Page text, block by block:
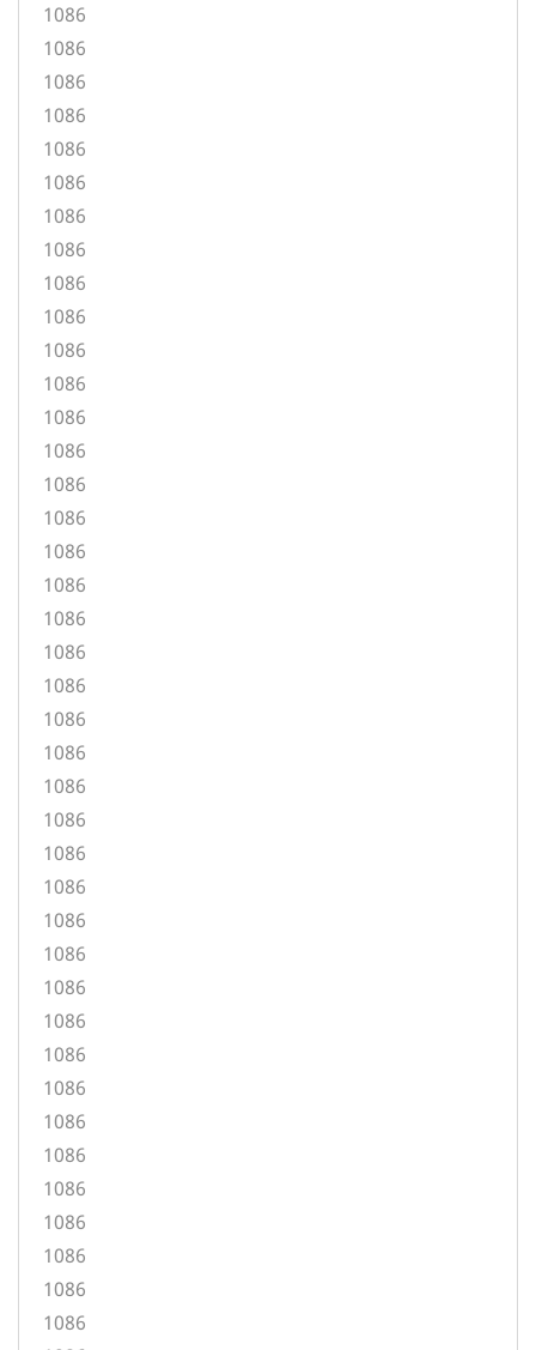
1086
1086
1086
1086
1086
1086
1086
1086
1086
1086
1086
1086
1086
1086
1086
1086
1086
1086
1086
1086
1086
1086
1086
1086
1086
1086
1086
1086
1086
1086
1086
1086
1086
1086
1086
1086
1086
1086
1086
1086